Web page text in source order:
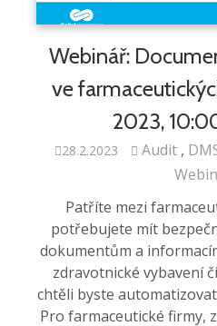
Webinář:
ve
2023,
28.2.2023 Audit
Patříte mezi
potřebujete mít
dokumentům a
zdravotnické vybavení
chtěli byste
Pro farmaceutické firmy,